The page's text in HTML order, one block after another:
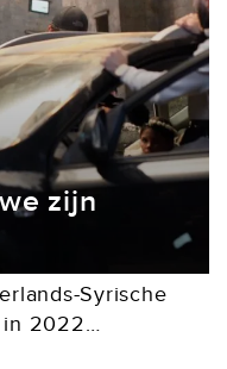
zijn
Syrische
in 2022